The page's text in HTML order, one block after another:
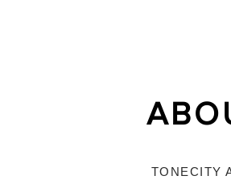
TONECITY